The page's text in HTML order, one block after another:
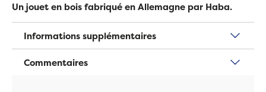
Un jouet en bois fabriqué en Allemagne par Haba.
Informations supplémentaires
Commentaires